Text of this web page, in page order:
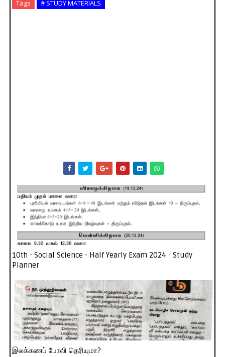
Tags # STUDY MATERIALS
10th - Social Science - Half Yearly Exam 2024 - Study
Planner
இலக்கணப் போலி தெரியுமா?